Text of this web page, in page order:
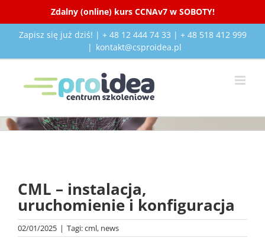
Zdalny (online) kurs CCNAv7 w SOBOTY!
Zapisz się już dziś! | + 48 12 444 74 33 | + 48 518 412 999
| kontakt@csproidea.pl
obrazek
CML – instalacja,
uruchomienie i konfiguracja
02/01/2025 | Tagi:cml, news